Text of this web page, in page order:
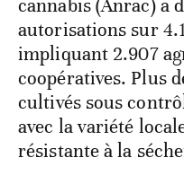
cannabis (Anrac) a
autorisations sur
impliquant 2.907
coopératives. Plus
cultivés sous
avec la variété
résistante à la